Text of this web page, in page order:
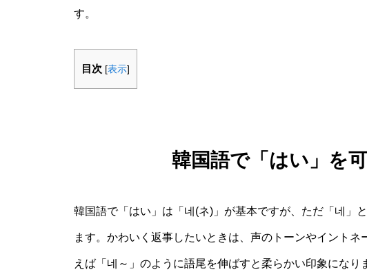
す。
目次 [表示]
韓国語で「はい」を
韓国語で「はい」は「네(ネ)」が基本ですが、ただ「네」
ます。かわいく返事したいときは、声のトーンやイント
えば「네～」のように語尾を伸ばすと柔らかい印象にな